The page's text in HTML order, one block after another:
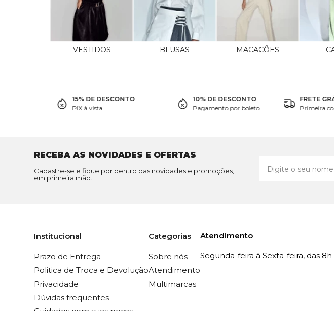
VESTIDOS BLUSAS MACACÕES
15% DE DESCONTO
PIX à vista
10% DE DESCONTO
Pagamento por boleto
FRETE
Primeira
RECEBA AS NOVIDADES E OFERTAS
Cadastre-se e fique por dentro das novidades e promoções,
em primeira mão.
Institucional
Prazo de Entrega
Politica de Troca e Devolução
Privacidade
Dúvidas frequentes
Categorias
Sobre nós
Atendimento
Multimarcas
Atendimento
Segunda-feira à Sexta-feira, das 8h